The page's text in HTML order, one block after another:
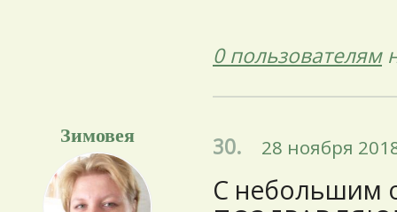
0 пользователям
Зимовея 30. 28 ноября
С небольшим